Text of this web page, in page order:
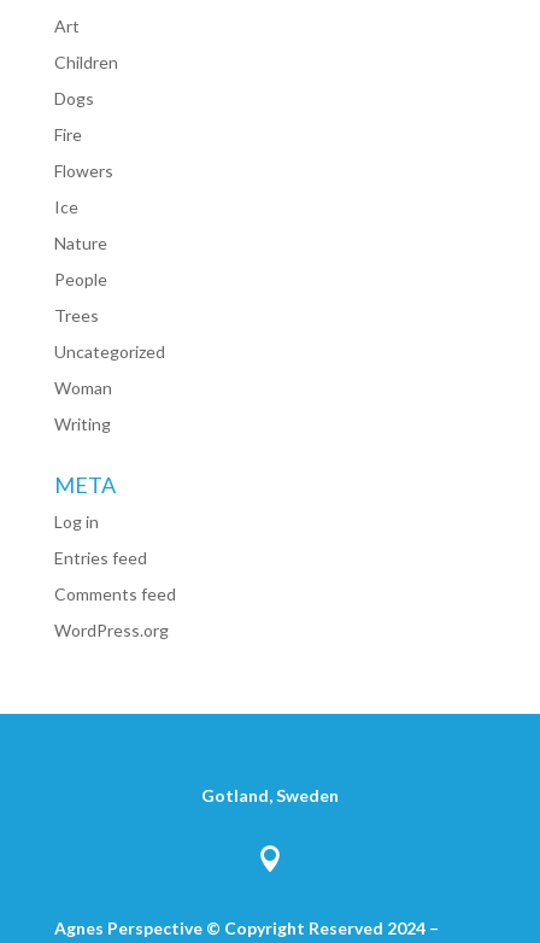
Art
Children
Dogs
Fire
Flowers
Ice
Nature
People
Trees
Uncategorized
Woman
Writing
META
Log in
Entries feed
Comments feed
WordPress.org
Gotland, Sweden

Agnes Perspective © Copyright Reserved 2024 –